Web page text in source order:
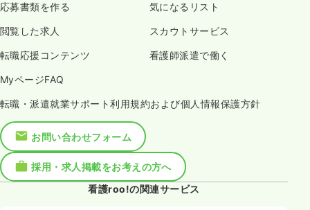
応募書類を作る 気になるリスト
閲覧した求人 スカウトサービス
転職応援コンテンツ 看護師派遣で働く
MyページFAQ
転職・派遣就業サポート利用規約および個人情報保護方針
お問い合わせフォーム
採用・求人掲載をお考えの方へ
看護roo!の関連サービス